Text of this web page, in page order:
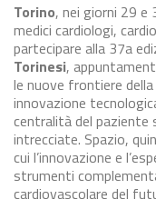
Torino, nei giorni 29
medici cardiologi,
partecipare alla 37a
Torinesi,
le nuove frontiere
innovazione
centralità del
intrecciate. Spazio,
cui l’innovazione e
strumenti
cardiovascolare del